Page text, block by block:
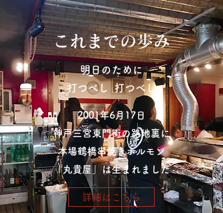
​​これまでの歩み
​​明日のために
打つべし 打つべし
2001年6月17日
神戸三宮東門街の 路地裏に
本場鶴橋串焼きホルモン
「丸貴屋」は生まれました
詳細はこちら